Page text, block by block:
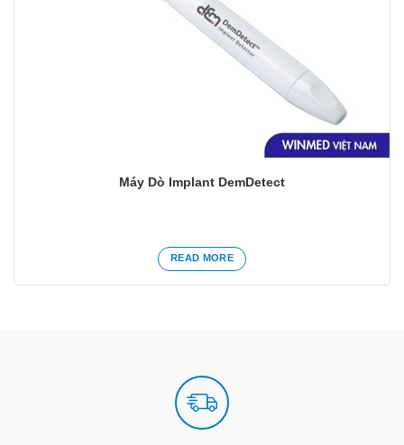
Máy Dò Implant DemDetect
READ MORE